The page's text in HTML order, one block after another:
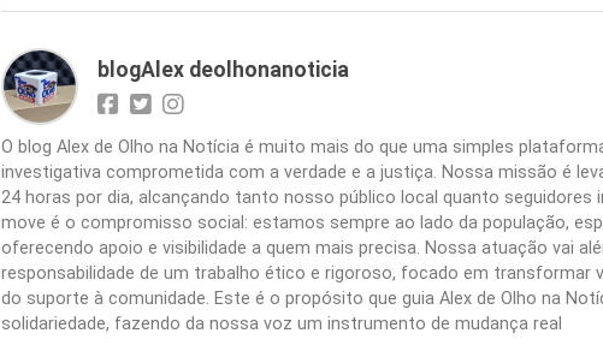
blogAlex deolhonanoticia
O blog Alex de Olho na Notícia é muito mais do que uma simples
investigativa comprometida com a verdade e a justiça. Nossa missão é
24 horas por dia, alcançando tanto nosso público local quanto seguidores
move é o compromisso social: estamos sempre ao lado da população,
oferecendo apoio e visibilidade a quem mais precisa. Nossa atuação vai
responsabilidade de um trabalho ético e rigoroso, focado em transformar
do suporte à comunidade. Este é o propósito que guia Alex de Olho na
solidariedade, fazendo da nossa voz um instrumento de mudança real